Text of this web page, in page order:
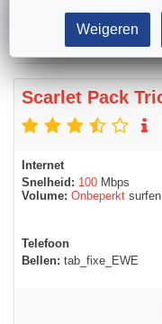
Scarlet Pack
Internet
Snelheid: 100 Mbps
Volume: Onbeperkt surfen
Telefoon
Bellen: tab_fixe_EWE
Weigeren